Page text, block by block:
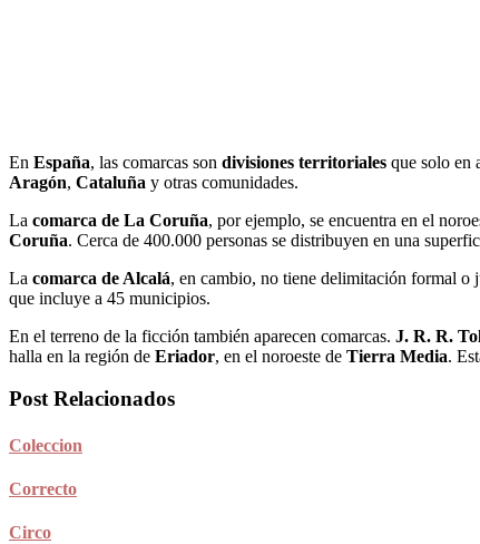
En España, las comarcas son divisiones territoriales que solo en
Aragón, Cataluña y otras comunidades.
La comarca de La Coruña, por ejemplo, se encuentra en el
Coruña. Cerca de 400.000 personas se distribuyen en una
La comarca de Alcalá, en cambio, no tiene delimitación formal o
que incluye a 45 municipios.
En el terreno de la ficción también aparecen comarcas. J. R. R.
halla en la región de Eriador, en el noroeste de Tierra Media.
Post Relacionados
Coleccion
Correcto
Circo